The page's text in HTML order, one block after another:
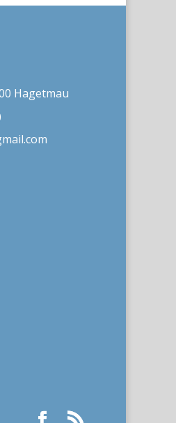
Hagetmau